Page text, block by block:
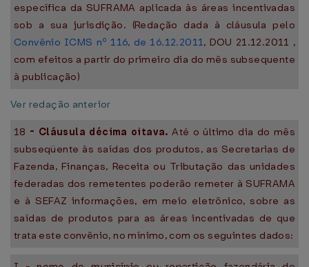
específica da SUFRAMA aplicada às áreas incentivadas
sob a sua jurisdição. (Redação dada à cláusula pelo
Convênio ICMS nº 116, de 16.12.2011, DOU 21.12.2011 ,
com efeitos a partir do primeiro dia do mês subsequente
à publicação)
Ver redação anterior
18 - Cláusula décima oitava.Até o último dia do mês
subseqüente às saídas dos produtos, as Secretarias de
Fazenda, Finanças, Receita ou Tributação das unidades
federadas dos remetentes poderão remeter à SUFRAMA
e à SEFAZ informações, em meio eletrônico, sobre as
saídas de produtos para as áreas incentivadas de que
trata este convênio, no mínimo, com os seguintes dados: